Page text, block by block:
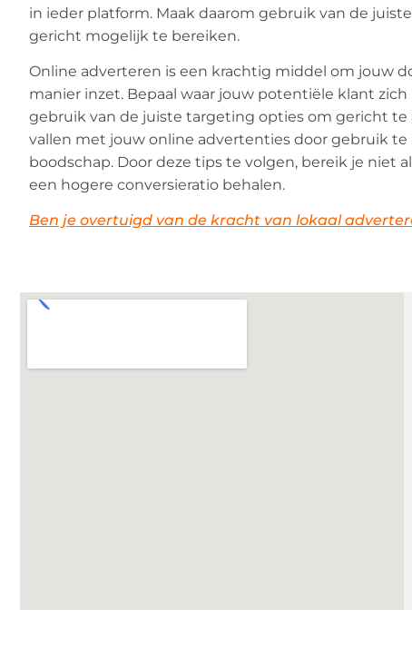
in ieder platform. Maak daarom gebruik van de
gericht mogelijk te bereiken.
Online adverteren is een krachtig middel om jouw
manier inzet. Bepaal waar jouw potentiële klant
gebruik van de juiste targeting opties om gericht
vallen met jouw online advertenties door gebruik
boodschap. Door deze tips te volgen, bereik je niet
een hogere conversieratio behalen.
Ben je overtuigd van de kracht van lokaal